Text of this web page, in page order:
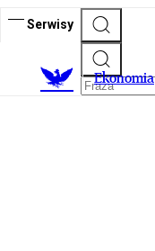
Serwisy
Ekonomia